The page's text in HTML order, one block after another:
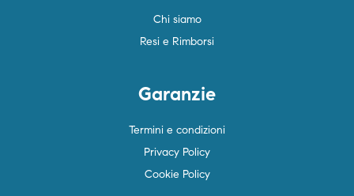
Chi siamo
Resi e Rimborsi
Garanzie
Termini e condizioni
Privacy Policy
Cookie Policy